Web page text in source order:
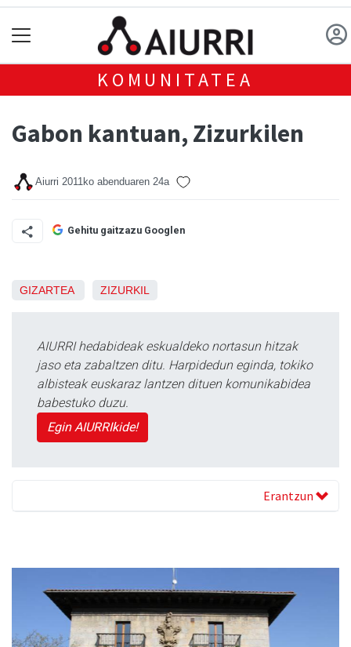
KOMUNITATEA
Gabon kantuan, Zizurkilen
Aiurri 2011ko abenduaren 24a
Gehitu gaitzazu Googlen
GIZARTEA ZIZURKIL
AIURRI hedabideak eskualdeko nortasun hitzak
jaso eta zabaltzen ditu. Harpidedun eginda, tokiko
albisteak euskaraz lantzen dituen komunikabidea
babestuko duzu.
Egin AIURRIkide!
Erantzun